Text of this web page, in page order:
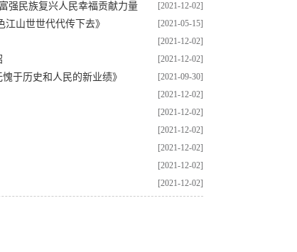
[2021-12-02]
强民族复兴人民幸福贡献力量
[2021-05-15]
山世世代代传下去》
[2021-12-02]
[2021-12-02]
[2021-09-30]
于历史和人民的新业绩》
[2021-12-02]
[2021-12-02]
[2021-12-02]
[2021-12-02]
[2021-12-02]
[2021-12-02]